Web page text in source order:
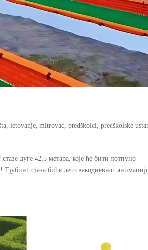
,letovanje ,mitrovac ,predškolci ,predškolske
дуге 42,5 метара, које ће бити потпуно
стаза биће део свакодневног